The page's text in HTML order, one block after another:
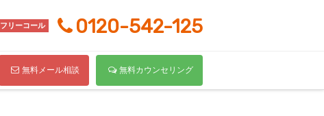
フリーコール 0120-542-125
無料メール相談 無料カウンセリング